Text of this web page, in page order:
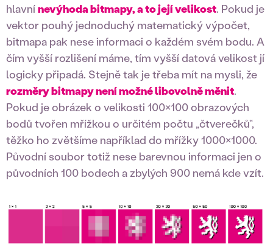
hlavnínevýhoda bitmapy, a to její velikost. Pokud je
vektor pouhý jednoduchý matematický výpočet,
bitmapa pak nese informaci o každém svém bodu. A
čím vyšší rozlišení máme, tím vyšší datová velikost jí
logicky připadá. Stejně tak je třeba mít na mysli, že
rozměry bitmapy není možné libovolně měnit.
Pokud je obrázek o velikosti 100×100 obrazových
bodů tvořen mřížkou o určitém počtu „čtverečků“,
těžko ho zvětšíme například do mřížky 1000×1000.
Původní soubor totiž nese barevnou informaci jen o
původních 100 bodech a zbylých 900 nemá kde vzít.